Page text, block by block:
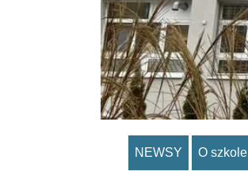
NEWSY O szkole